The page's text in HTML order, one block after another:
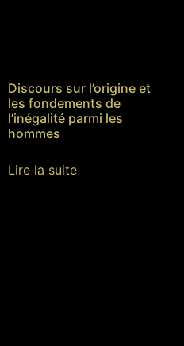
Discours sur l’origine et
les fondements de
l’inégalité parmi les
hommes
Lire la suite